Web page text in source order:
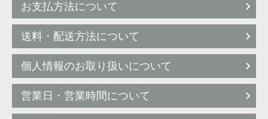
お支払方法について
送料・配送方法について
個人情報のお取り扱いについて
営業日・営業時間について